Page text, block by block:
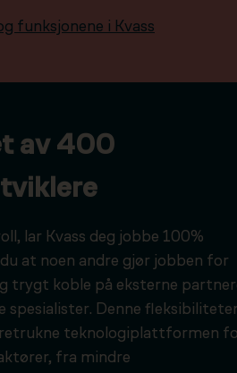
funksjonene i Kvass
av 400
lar Kvass deg jobbe 100%
at noen andre gjør jobben for
trygt koble på eksterne
spesialister. Denne
teknologiplattformen
fra mindre